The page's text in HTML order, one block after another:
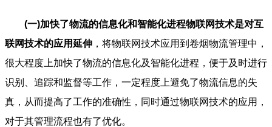
(一)加快了物流的信息化和智能化进程物联网技术是对互
联网技术的应用延伸 ，将物联网技术应用到卷烟物流管理中，
很大程度上加快了物流的信息化及智能化进程，便于及时进行
识别、追踪和监督等工作，一定程度上避免了物流信息的失
真，从而提高了工作的准确性，同时通过物联网技术的应用，
对于其管理流程也有了优化。